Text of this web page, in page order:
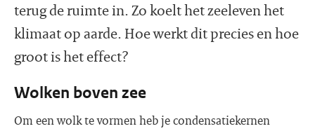
terug de ruimte in. Zo koelt het zeeleven het
klimaat op aarde. Hoe werkt dit precies en hoe
groot is het effect?
Wolken boven zee
Om een wolk te vormen heb je condensatiekernen